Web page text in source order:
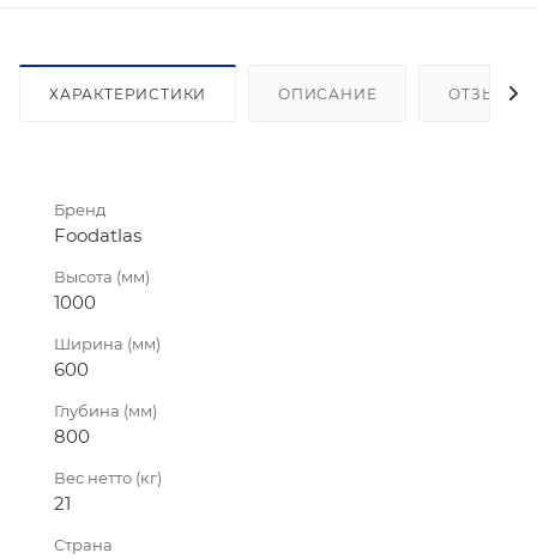
ХАРАКТЕРИСТИКИ ОПИСАНИЕ ОТЗЫВЫ
Бренд
Foodatlas
Высота (мм)
1000
Ширина (мм)
600
Глубина (мм)
800
Вес нетто (кг)
21
Страна